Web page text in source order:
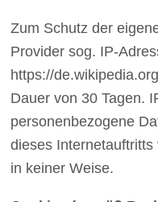
Zum Schutz der
Provider sog. IP-
https://
Dauer von 30 Tagen.
personenbezogene
dieses
in keiner Weise.